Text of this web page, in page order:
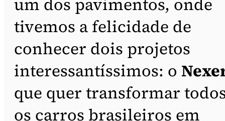
um dos pavimentos, onde
tivemos a felicidade de
conhecer dois projetos
interessantíssimos: o
que quer transformar
os carros brasileiros em